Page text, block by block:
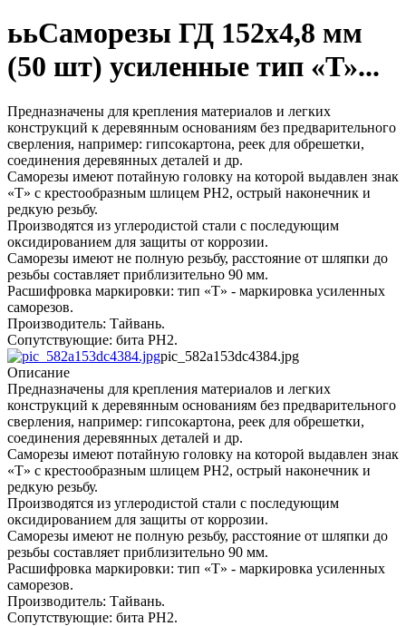
ььСаморезы ГД 152х4,8 мм
(50 шт) усиленные тип «Т»...
Предназначены для крепления материалов и легких
конструкций к деревянным основаниям без предварительного
сверления, например: гипсокартона, реек для обрешетки,
соединения деревянных деталей и др.
Саморезы имеют потайную головку на которой выдавлен знак
«Т» с крестообразным шлицем PH2, острый наконечник и
редкую резьбу.
Производятся из углеродистой стали с последующим
оксидированием для защиты от коррозии.
Саморезы имеют не полную резьбу, расстояние от шляпки до
резьбы составляет приблизительно 90 мм.
Расшифровка маркировки: тип «Т» - маркировка усиленных
саморезов.
Производитель: Тайвань.
Сопутствующие: бита РН2.
pic_582a153dc4384.jpg
Описание
Предназначены для крепления материалов и легких
конструкций к деревянным основаниям без предварительного
сверления, например: гипсокартона, реек для обрешетки,
соединения деревянных деталей и др.
Саморезы имеют потайную головку на которой выдавлен знак
«Т» с крестообразным шлицем PH2, острый наконечник и
редкую резьбу.
Производятся из углеродистой стали с последующим
оксидированием для защиты от коррозии.
Саморезы имеют не полную резьбу, расстояние от шляпки до
резьбы составляет приблизительно 90 мм.
Расшифровка маркировки: тип «Т» - маркировка усиленных
саморезов.
Производитель: Тайвань.
Сопутствующие: бита РН2.